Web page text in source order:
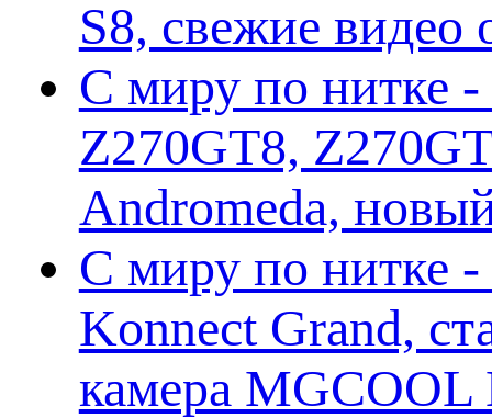
S8, свежие
С миру по нитке -
Z270GT8,
Andromeda,
С миру по нитке -
Konnect Grand,
камера MGCOOL